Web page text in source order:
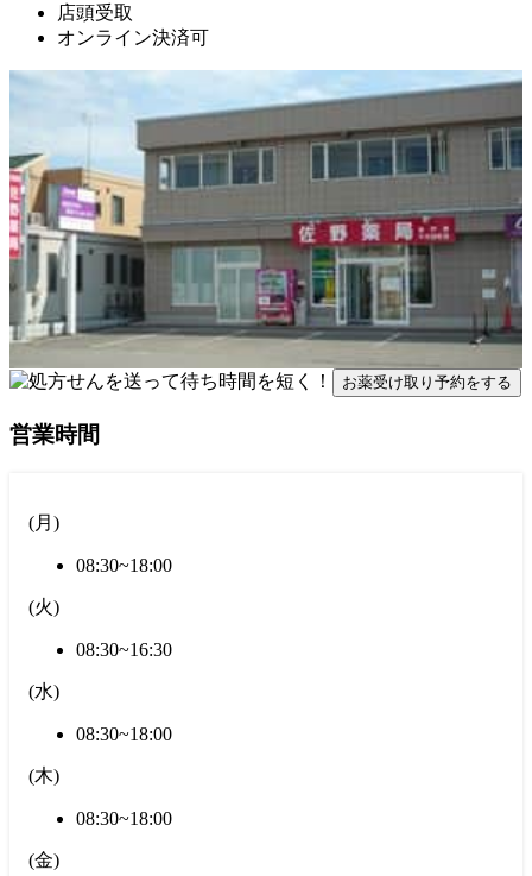
店頭受取
オンライン決済可
お薬受け取り予約をする
営業時間
(月 )
08:30~18:00
(火)
08:30~16:30
(水)
08:30~18:00
(木)
08:30~18:00
(金)